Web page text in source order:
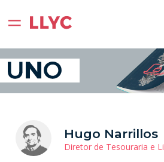
Hugo Narrillos
Diretor de Tesouraria e